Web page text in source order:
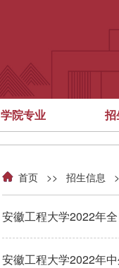
学院专业 招
首页 >> 招生信息
安徽工程大学2022年
安徽工程大学2022年